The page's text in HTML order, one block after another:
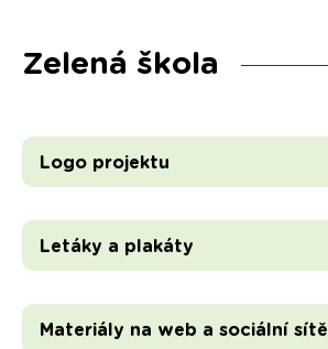
Zelená škola
Logo projektu
Letáky a plakáty
Materiály na web a sociální sítě